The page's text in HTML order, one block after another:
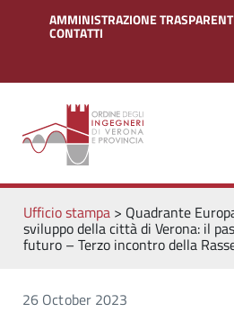
AMMINISTRAZIONE
CONTATTI
Ufficio stampa> Quadrante
sviluppo della città di Verona: il
futuro – Terzo incontro della
26 October 2023